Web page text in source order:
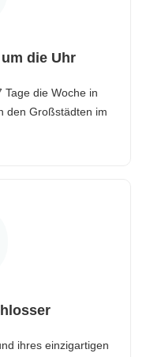
die Uhr
Tage die Woche in
den Großstädten im
ihres einzigartigen